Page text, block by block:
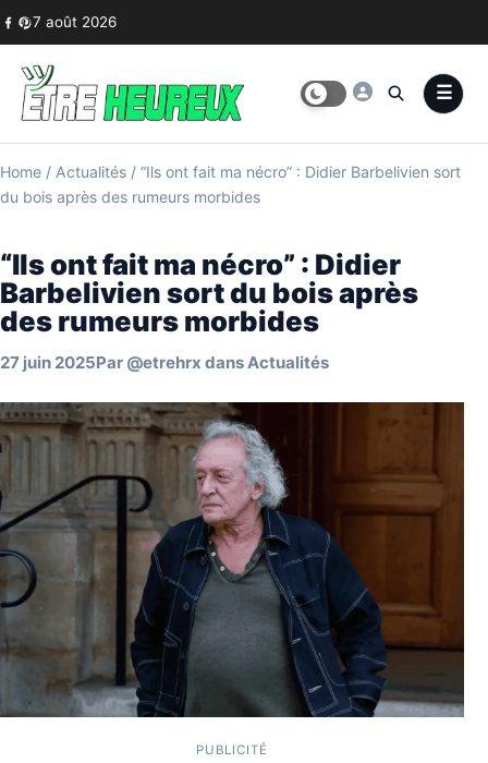
Skip to content
7 août 2026
Home / Actualités / “Ils ont fait ma nécro” : Didier Barbelivien sort
du bois après des rumeurs morbides
“Ils ont fait ma nécro” : Didier
Barbelivien sort du bois après
des rumeurs morbides
27 juin 2025Par @etrehrx dansActualités
PUBLICITÉ